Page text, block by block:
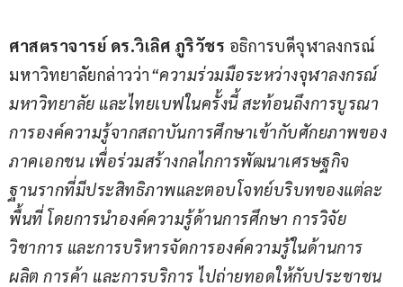
ศาสตราจารย์ ดร.วิเลิศ ภูริวัชร อธิการบดีจุฬาลงกรณ์
มหาวิทยาลัยกล่าวว่า“ความร่วมมือระหว่างจุฬาลงกรณ์
มหาวิทยาลัย และไทยเบฟในครั้งนี้ สะท้อนถึงการบูรณา
การองค์ความรู้จากสถาบันการศึกษาเข้ากับศักยภาพของ
ภาคเอกชน เพื่อร่วมสร้างกลไกการพัฒนาเศรษฐกิจ
ฐานรากที่มีประสิทธิภาพและตอบโจทย์บริบทของแต่ละ
พื้นที่ โดยการนำองค์ความรู้ด้านการศึกษา การวิจัย
วิชาการ และการบริหารจัดการองค์ความรู้ในด้านการ
ผลิต การค้า และการบริการ ไปถ่ายทอดให้กับประชาชน